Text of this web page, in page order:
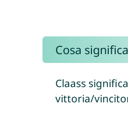
Cosa
Claass
vittoria/